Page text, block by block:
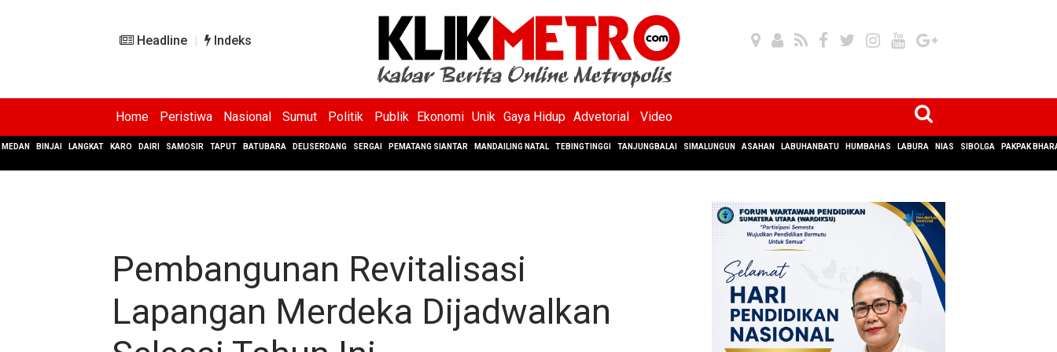
Headline Indeks
Home Peristiwa Nasional Sumut Politik Publik Ekonomi Unik Gaya Hidup Advetorial Video
MEDAN BINJAI LANGKAT KARO DAIRI SAMOSIR TAPUT BATUBARA DELISERDANG SERGAI PEMATANG SIANTAR MANDAILING NATAL TEBINGTINGGI TANJUNGBALAI SIMALUNGUN ASAHAN LABUHANBATU HUMBAHAS LABURA NIAS SIBOLGA PAKPAK
Pembangunan Revitalisasi
Lapangan Merdeka Dijadwalkan